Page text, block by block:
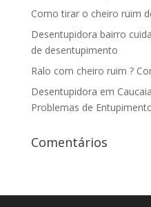
Como tirar o cheiro ruim
Desentupidora bairro
de desentupimento
Ralo com cheiro ruim ?
Desentupidora em
Problemas de
Comentários